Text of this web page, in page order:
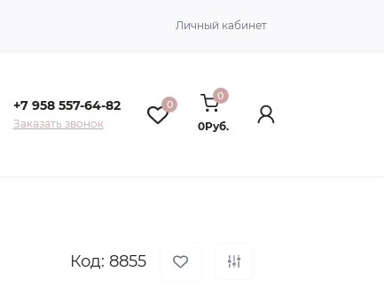
Личный кабинет
+7 958 557-64-82
Заказать звонок
0
0
0Руб.
Код: 8855